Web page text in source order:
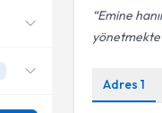
Emine
yönetmekte
Adres1